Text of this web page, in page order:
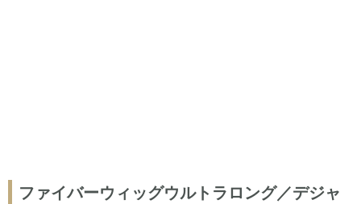
ファイバーウィッグウルトラロング／デジャ